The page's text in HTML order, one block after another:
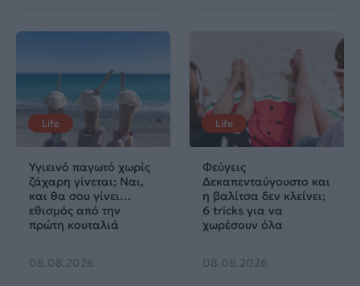
Life
Υγιεινό παγωτό χωρίς
ζάχαρη γίνεται; Ναι,
και θα σου γίνει…
εθισμός από την
πρώτη κουταλιά
08.08.2026
Life
Φεύγεις
Δεκαπενταύγουστο και
η βαλίτσα δεν κλείνει;
6 tricks για να
χωρέσουν όλα
08.08.2026